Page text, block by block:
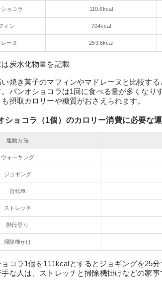
ョコラ 110.6kcal
ィン 704kcal
ーヌ 259.6kcal
炭水化物量を記載
焼き菓子のマフィンやマドレーヌと比較す
パンオショコラは1回に食べる量が多くなり
摂取カロリーや糖質がおさえられます。
ショコラ（1個）のカロリー消費に必要な
運動方法
ウォーキング
ジョギング
自転車
ストレッチ
階段登り
掃除機かけ
コラ1個を111kcalとするとジョギングを25
な人は、ストレッチと掃除機掛けなどの家